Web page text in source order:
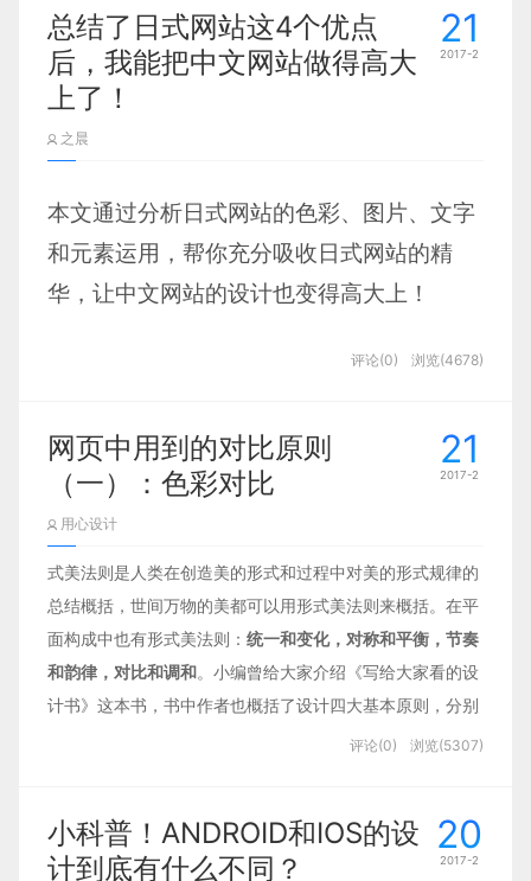
在责任感和能力之间，首选责任感强的人对授权他担
当更大的事务。因为责任感到了一定程度，意愿度到
了一定要如何如何时，一定能力会放大的。反之，能
力很强，做事拖拉，说大话而不守时守信的人，不能
担当大任。
4 坦诚沟通 如果能够坦诚沟通，自己的处境、感受
和需要并了解别人的处境、感受和需要，事情就简单
了。达成一致后，只需要做事，不会有情绪，不愉
快，实际上让人痛苦和彷徨的本身是一个人对这件事
5 勤奋 不要贪图安逸。不要心存幻想：建立一个完
善的制度，良好的激励制度，所有的事就能按步就
班，顺利进展，项目经理、总监就可以轻松点。实际
上，每一个上升的公司，都有勤奋、使命感超强的一
群人，不越超越自己，挑战自己的局限来实现的。也
许每个人都会有一个时间，觉得无法突破天花板，觉
得靠自己目前的能力、环境，也就只能做到这样了。
歌手（我是歌手）
21
2017-2
总结了日式网站这4个优点
后，我能把中文网站做得高大
上了！
之晨
本文通过分析日式网站的色彩、图片、文字
和元素运用，帮你充分吸收日式网站的精
华，让中文网站的设计也变得高大上！
当我们看到小清新的网站的时候首先一定会
想到日式网站。
Sarara 是一家纯净水的网站，所以它的网站
主题色系为蓝色系，主要由高饱蓝色到低饱
蓝色的过度，加上明暗对比的强烈，直接了
当的突出宣传的产品。
评论(0) 浏览(4678)
21
2017-2
网页中用到的对比原则
（一）：色彩对比
用心设计
式美法则是人类在创造美的形式和过程中对美的形式规律的
总结概括，世间万物的美都可以用形式美法则来概括。在平
面构成中也有形式美法则： 统一和变化，对称和平衡，节奏
和韵律，对比和调和。小编曾给大家介绍《写给大家看的设
计书》这本书，书中作者也概括了设计四大基本原则，分别
。平面构成的形式美法则和
评论(0) 浏览(5307)
20
2017-2
小科普！ANDROID和IOS的设
计到底有什么不同？